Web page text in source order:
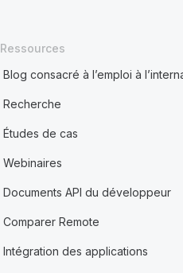
Ressources
Blog consacré à l’emploi à
Recherche
Études de cas
Webinaires
Documents API du développeur
Comparer Remote
Intégration des applications